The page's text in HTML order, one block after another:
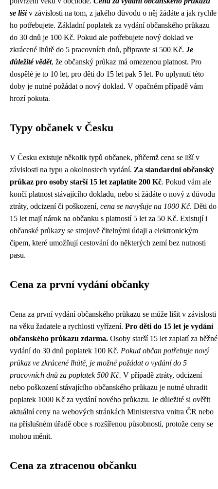
se lišív závislosti na tom, z jakého důvodu o něj žádáte a jak rychle
ho potřebujete. Základní poplatek za vydání občanského průkazu
do 30 dnů je 100 Kč. Pokud ale potřebujete nový doklad ve
zkrácené lhůtě do 5 pracovních dnů, připravte si 500 Kč. Je
důležité vědět, že občanský průkaz má omezenou platnost. Pro
dospělé je to 10 let, pro děti do 15 let pak 5 let. Po uplynutí této
doby je nutné požádat o nový doklad. V opačném případě vám
hrozí pokuta.
Typy občanek v Česku
V Česku existuje několik typů občanek, přičemž cena se liší v
závislosti na typu a okolnostech vydání. Za standardní občanský
průkaz pro osoby starší 15 let zaplatíte 200 Kč. Pokud vám ale
končí platnost stávajícího dokladu, nebo si žádáte o nový z důvodu
ztráty, odcizení či poškození, cena se navyšuje na 1000 Kč. Děti do
15 let mají nárok na občanku s platností 5 let za 50 Kč. Existují i
občanské průkazy se strojově čitelnými údaji a elektronickým
čipem, které umožňují cestování do některých zemí bez nutnosti
pasu.
Cena za první vydání občanky
Cena za první vydání občanského průkazu se může lišit v závislosti
na věku žadatele a rychlosti vyřízení. Pro děti do 15 let je vydání
občanského průkazu zdarma. Osoby starší 15 let zaplatí za běžné
vydání do 30 dnů poplatek 100 Kč. Pokud občan potřebuje nový
průkaz ve zkrácené lhůtě, je možné požádat o vydání do 5
pracovních dnů za poplatek 500 Kč. V případě ztráty, odcizení
nebo poškození stávajícího občanského průkazu je nutné uhradit
poplatek 1000 Kč za vydání nového průkazu. Je důležité si ověřit
aktuální ceny na webových stránkách Ministerstva vnitra ČR nebo
na příslušném úřadě obce s rozšířenou působností, protože ceny se
mohou měnit.
Cena za ztracenou občanku